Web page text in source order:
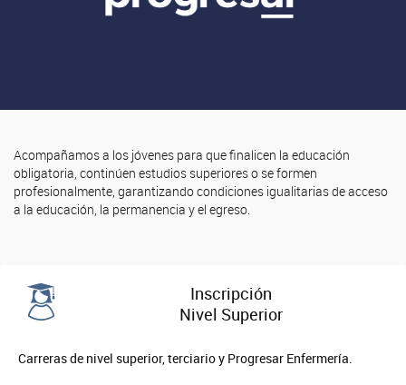
Acompañamos a los jóvenes para que finalicen la educación
obligatoria, continúen estudios superiores o se formen
profesionalmente, garantizando condiciones igualitarias de acceso
a la educación, la permanencia y el egreso.
Inscripción
Nivel Superior
Carreras de nivel superior, terciario y Progresar Enfermería.